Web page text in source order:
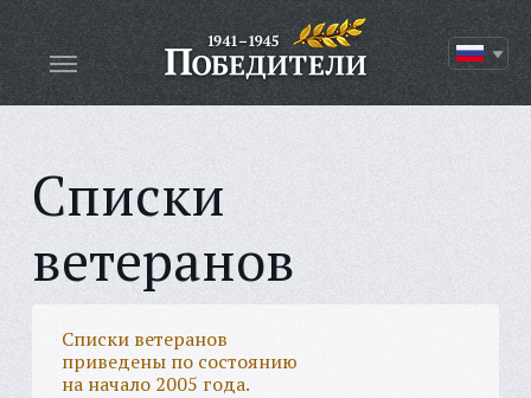
Списки
ветеранов
Списки ветеранов
приведены по состоянию
на начало 2005 года.